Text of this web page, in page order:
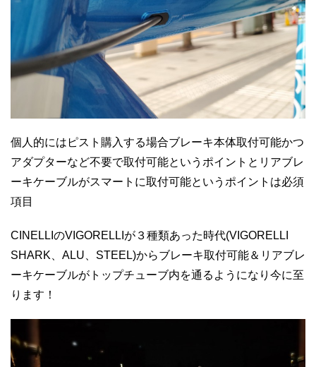
個人的にはピスト購入する場合ブレーキ本体取付可能かつ
アダプターなど不要で取付可能というポイントとリアブレ
ーキケーブルがスマートに取付可能というポイントは必須
項目
CINELLIのVIGORELLIが３種類あった時代(VIGORELLI
SHARK、ALU、STEEL)からブレーキ取付可能＆リアブレ
ーキケーブルがトップチューブ内を通るようになり今に至
ります！